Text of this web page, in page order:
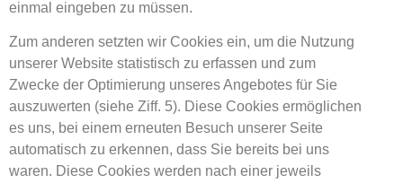
einmal eingeben zu müssen.
Zum anderen setzten wir Cookies ein, um die Nutzung
unserer Website statistisch zu erfassen und zum
Zwecke der Optimierung unseres Angebotes für Sie
auszuwerten (siehe Ziff. 5). Diese Cookies ermöglichen
es uns, bei einem erneuten Besuch unserer Seite
automatisch zu erkennen, dass Sie bereits bei uns
waren. Diese Cookies werden nach einer jeweils